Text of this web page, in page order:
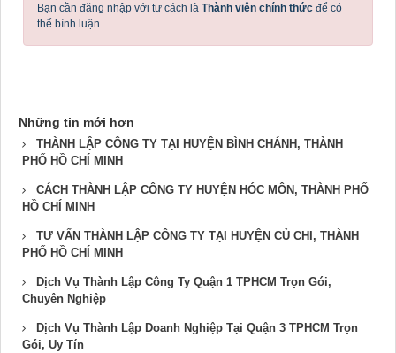
Bạn cần đăng nhập với tư cách là Thành viên chính thức để có
thể bình luận
Những tin mới hơn
THÀNH LẬP CÔNG TY TẠI HUYỆN BÌNH CHÁNH, THÀNH
PHỐ HỒ CHÍ MINH
CÁCH THÀNH LẬP CÔNG TY HUYỆN HÓC MÔN, THÀNH PHỐ
HỒ CHÍ MINH
TƯ VẤN THÀNH LẬP CÔNG TY TẠI HUYỆN CỦ CHI, THÀNH
PHỐ HỒ CHÍ MINH
Dịch Vụ Thành Lập Công Ty Quận 1 TPHCM Trọn Gói,
Chuyên Nghiệp
Dịch Vụ Thành Lập Doanh Nghiệp Tại Quận 3 TPHCM Trọn
Gói, Uy Tín